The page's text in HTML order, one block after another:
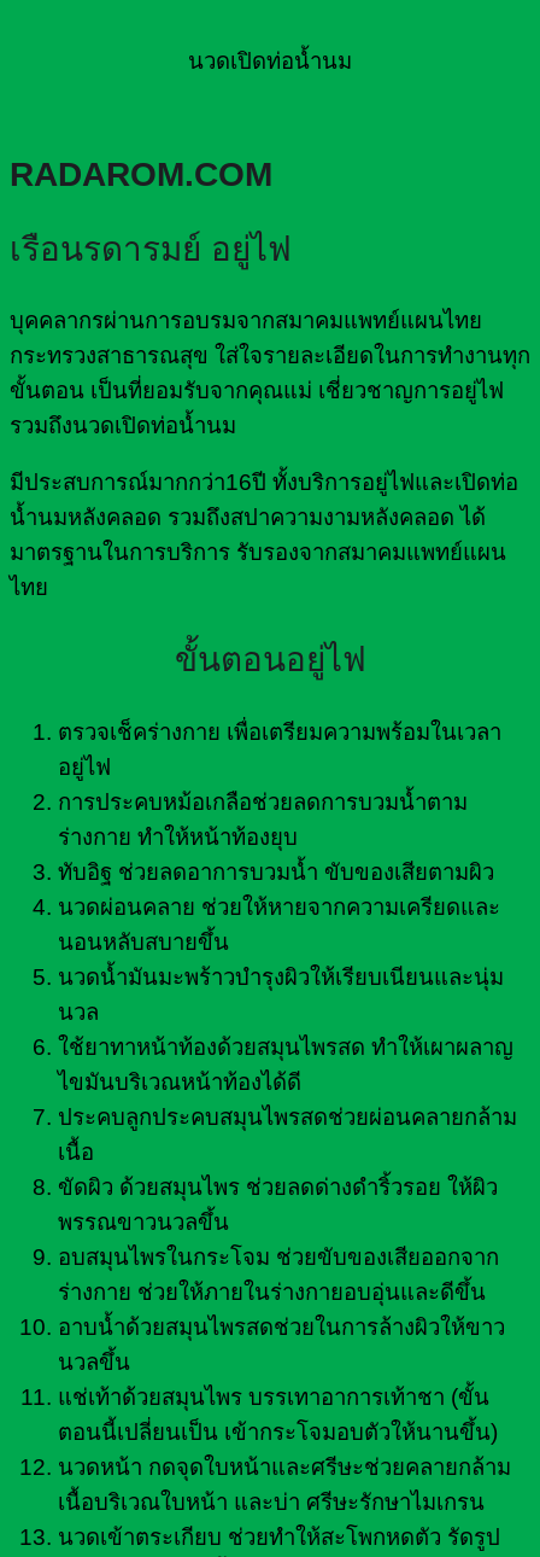
นวดเปิดท่อน้ำนม
RADAROM.COM
เรือนรดารมย์ อยู่ไฟ
บุคคลากรผ่านการอบรมจากสมาคมแพทย์แผนไทย
กระทรวงสาธารณสุข ใส่ใจรายละเอียดในการทำงานทุก
ขั้นตอน เป็นที่ยอมรับจากคุณแม่ เชี่ยวชาญการอยู่ไฟ
รวมถึงนวดเปิดท่อน้ำนม
มีประสบการณ์มากกว่า16ปี ทั้งบริการอยู่ไฟและเปิดท่อ
น้ำนมหลังคลอด รวมถึงสปาความงามหลังคลอด ได้
มาตรฐานในการบริการ รับรองจากสมาคมแพทย์แผน
ไทย
ขั้นตอนอยู่ไฟ
ตรวจเช็คร่างกาย เพื่อเตรียมความพร้อมในเวลา
อยู่ไฟ
การประคบหม้อเกลือช่วยลดการบวมน้ำตาม
ร่างกาย ทำให้หน้าท้องยุบ
ทับอิฐ ช่วยลดอาการบวมน้ำ ขับของเสียตามผิว
นวดผ่อนคลาย ช่วยให้หายจากความเครียดและ
นอนหลับสบายขึ้น
นวดน้ำมันมะพร้าวบำรุงผิวให้เรียบเนียนและนุ่ม
นวล
ใช้ยาทาหน้าท้องด้วยสมุนไพรสด ทำให้เผาผลาญ
ไขมันบริเวณหน้าท้องได้ดี
ประคบลูกประคบสมุนไพรสดช่วยผ่อนคลายกล้าม
เนื้อ
ขัดผิว ด้วยสมุนไพร ช่วยลดด่างดำริ้วรอย ให้ผิว
พรรณขาวนวลขึ้น
อบสมุนไพรในกระโจม ช่วยขับของเสียออกจาก
ร่างกาย ช่วยให้ภายในร่างกายอบอุ่นและดีขึ้น
อาบน้ำด้วยสมุนไพรสดช่วยในการล้างผิวให้ขาว
นวลขึ้น
แช่เท้าด้วยสมุนไพร บรรเทาอาการเท้าชา (ขั้น
ตอนนี้เปลี่ยนเป็น เข้ากระโจมอบตัวให้นานขึ้น)
นวดหน้า กดจุดใบหน้าและศรีษะช่วยคลายกล้าม
เนื้อบริเวณใบหน้า และบ่า ศรีษะรักษาไมเกรน
นวดเข้าตระเกียบ ช่วยทำให้สะโพกหดตัว รัดรูป